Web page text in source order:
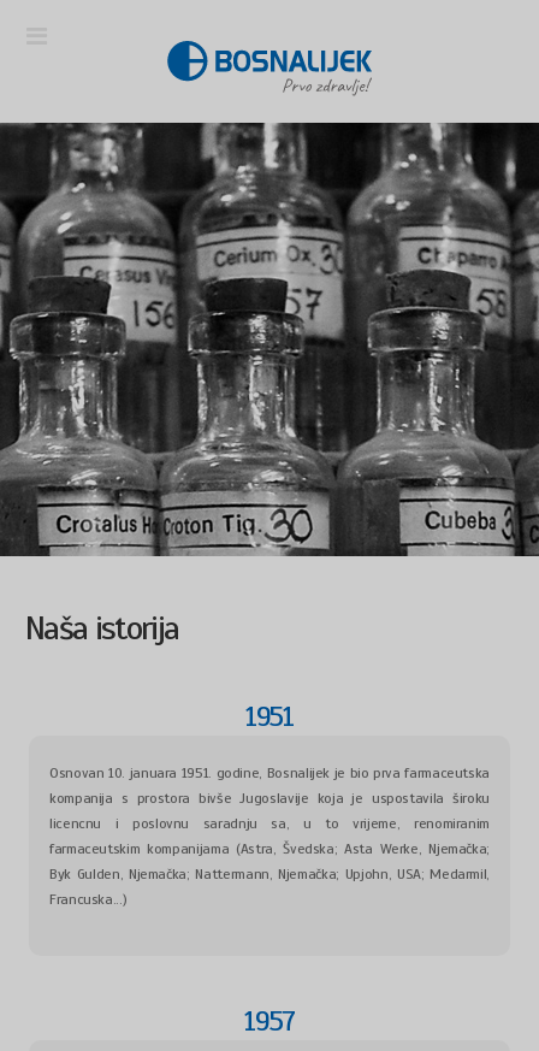
Naša istorija
1951
Osnovan 10. januara 1951. godine, Bosnalijek je bio prva farmaceutska
kompanija s prostora bivše Jugoslavije koja je uspostavila široku
licencnu i poslovnu saradnju sa, u to vrijeme, renomiranim
farmaceutskim kompanijama (Astra, Švedska; Asta Werke, Njemačka;
Byk Gulden, Njemačka; Nattermann, Njemačka; Upjohn, USA; Medarmil,
Francuska...)
1957